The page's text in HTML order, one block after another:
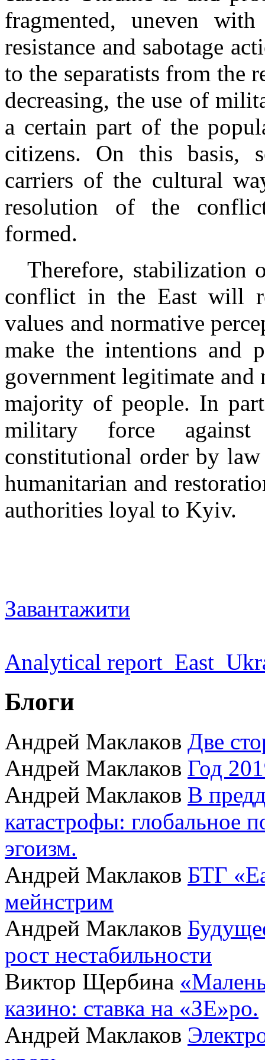
fragmented, uneven
resistance and sabotage
to the separatists from the
decreasing, the use of
a certain part of the
citizens. On this basis,
carriers of the cultural
resolution of the
formed.
Therefore, stabilization
conflict in the East will
values and normative
make the intentions and
government legitimate and
majority of people. In
military force against
constitutional order by law
humanitarian and
authorities loyal to Kyiv.
Завантажити
Analytical
Блоги
Андрей Маклаков Две
Андрей Маклаков Год
Андрей Маклаков В
катастрофы: глобальное
эгоизм.
Андрей Маклаков БТГ
мейнстрим
Андрей Маклаков
рост нестабильности
Виктор Щербина
казино: ставка на «ЗЕ»ро.
Андрей Маклаков